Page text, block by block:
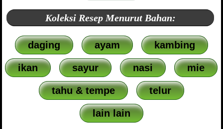
Koleksi Resep Menurut Bahan:
daging ayam kambing
ikan sayur nasi mie
tahu & tempe telur
lain lain